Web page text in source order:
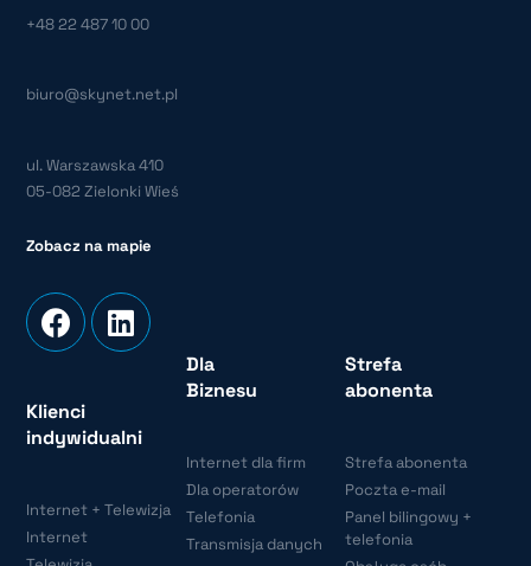
+48 22 487 10 00
biuro@skynet.net.pl
ul. Warszawska 410
05-082 Zielonki Wieś
Zobacz na mapie
Klienci
indywidualni
Internet + Telewizja
Internet
Dla
Biznesu
Internet dla firm
Dla operatorów
Telefonia
Transmisja danych
Strefa
abonenta
Strefa abonenta
Poczta e-mail
Panel bilingowy +
telefonia